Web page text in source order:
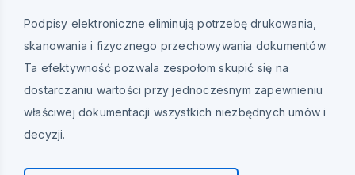
Podpisy elektroniczne eliminują potrzebę drukowania,
skanowania i fizycznego przechowywania dokumentów.
Ta efektywność pozwala zespołom skupić się na
dostarczaniu wartości przy jednoczesnym zapewnieniu
właściwej dokumentacji wszystkich niezbędnych umów i
decyzji.